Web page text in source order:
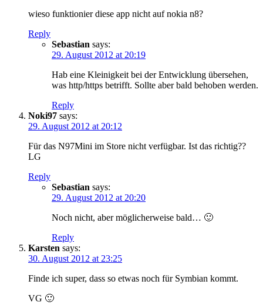
wieso funktionier diese app nicht auf nokia n8?
Reply
Sebastian says:
29. August 2012 at 20:19
Hab eine Kleinigkeit bei der Entwicklung übersehen,
was http/https betrifft. Sollte aber bald behoben werden.
Reply
Noki97 says:
29. August 2012 at 20:12
Für das N97Mini im Store nicht verfügbar. Ist das richtig??
LG
Reply
Sebastian says:
29. August 2012 at 20:20
Noch nicht, aber möglicherweise bald… 🙂
Reply
Karsten says:
30. August 2012 at 23:25
Finde ich super, dass so etwas noch für Symbian kommt.
VG 🙂